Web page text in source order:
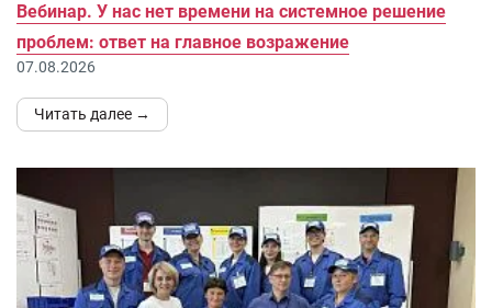
Вебинар. У нас нет времени на системное решение
проблем: ответ на главное возражение
07.08.2026
Читать далее →